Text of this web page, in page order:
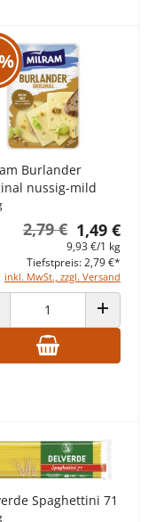
Burlander
nussig-mild
1,49 €
2,79 €
9,93 €/1 kg
inkl. MwSt., zzgl. Versand
Tiefstpreis: 2,79 €*
VERRINGERN ANZAHL
Spaghettini 71